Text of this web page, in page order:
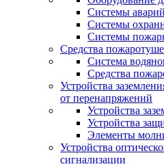
Системы
Системы
Системы
Средства
Система
Средства
Устройства
от перенапряжений
Устройства
Устройства
Элементы
Устройства
сигнализации